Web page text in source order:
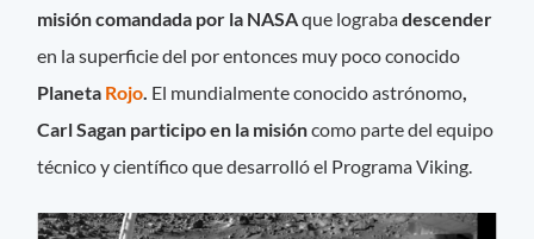
misión comandada por la NASAque lograbadescender
en la superficie del por entonces muy poco conocido
Planeta Rojo. El mundialmente conocido astrónomo,
Carl Sagan participo en la misióncomo parte del equipo
técnico y científico que desarrolló el Programa Viking.